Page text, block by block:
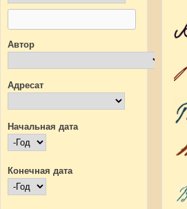
Автор
Адресат
Начальная дата
Начальная дата
Год
Конечная дата
Конечная дата
Год